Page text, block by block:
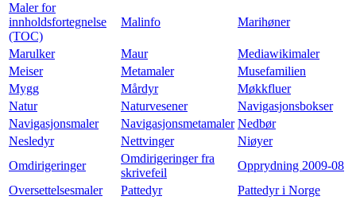
Maler for
innholdsfortegnelse
(TOC)
Malinfo Marihøner
Marulker Maur
Mediawikimaler
Meiser
Metamaler
Musefamilien
Mygg
Mårdyr
Møkkfluer
Natur
Naturvesener
Navigasjonsbokser
Navigasjonsmaler
Navigasjonsmetamaler Nedbør
Nesledyr
Nettvinger
Niøyer
Omdirigeringer
Omdirigeringer fra
skrivefeil
Opprydning 2009-08
Oversettelsesmaler
Pattedyr
Pattedyr i Norge